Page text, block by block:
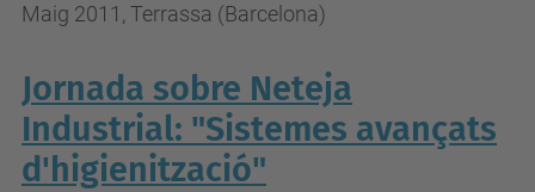
Maig 2011, Terrassa (Barcelona)
Jornada sobre Neteja
Industrial: "Sistemes avançats
d'higienització"